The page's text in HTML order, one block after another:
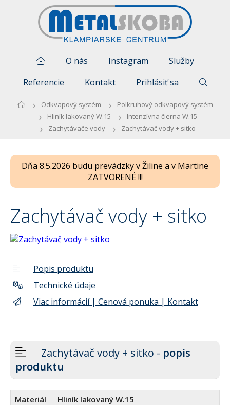
O nás Instagram
Služby
Referencie
Kontakt Prihlásiť sa
Odkvapový systém
Polkruhový odkvapový systém
Hliník lakovaný W.15
Intenzívna čierna W.15
Zachytávače vody
Zachytávač vody + sitko
Dňa 8.5.2026 budu prevádzky v Žiline a v Martine
ZATVORENÉ !!!
Zachytávač vody + sitko
Popis produktu
Technické údaje
Viac informácií | Cenová ponuka | Kontakt
Zachytávač vody + sitko - popis
produktu
Materiál
Hliník lakovaný W.15